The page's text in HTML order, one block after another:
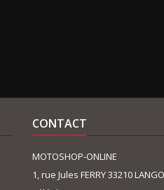
CONTACT
MOTOSHOP-ONLINE
1, rue Jules FERRY 33210